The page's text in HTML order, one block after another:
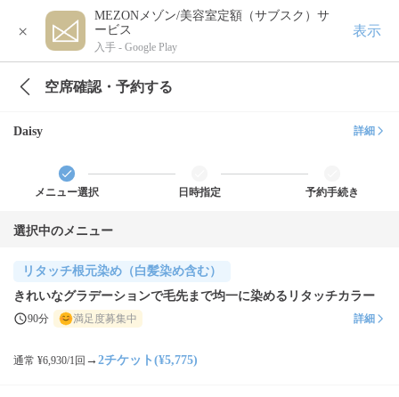
×
MEZONメゾン/美容室定額（サブスク）サ
ービス
入手 - Google Play
表示
空席確認・予約する
Daisy 詳細
メニュー選択 日時指定 予約手続き
選択中のメニュー
リタッチ根元染め（白髪染め含む）
きれいなグラデーションで毛先まで均一に染めるリタッチカラー
90分 満足度募集中 詳細
通常 ¥6,930/1回 → 2チケット(¥5,775)